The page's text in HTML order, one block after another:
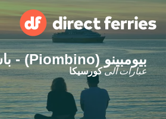
البلدان
تذاكر العبّارة
بيومبينو (Piombino) - باستيا (Bastia)
عبارات الىكورسيكا